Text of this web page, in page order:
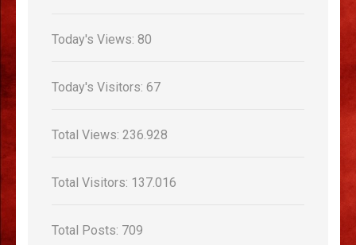
Today's Views: 80
Today's Visitors: 67
Total Views: 236.928
Total Visitors: 137.016
Total Posts: 709